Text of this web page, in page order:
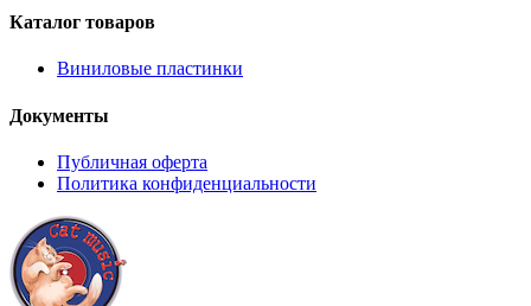
Каталог товаров
Виниловые пластинки
Документы
Публичная оферта
Политика конфиденциальности